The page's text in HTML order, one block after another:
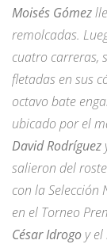
Moisés Gómez
remolcadas.
cuatro carreras,
fletadas en sus
octavo bate
ubicado por el
David Rodríguez
salieron del
con la Selección
en el Torneo
César Idrogo y